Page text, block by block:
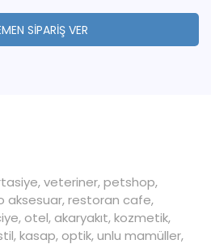
SİPARİŞ VER
veteriner, petshop,
aksesuar, restoran cafe,
otel, akaryakıt, kozmetik,
kasap, optik, unlu mamüller,